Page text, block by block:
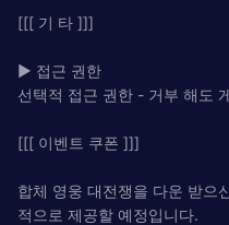
[[[ 기 타 ]]]
▶ 접근 권한
선택적 접근 권한 - 거부 해도
[[[ 이벤트 쿠폰 ]]]
합체 영웅 대전쟁을 다운 받으
적으로 제공할 예정입니다.